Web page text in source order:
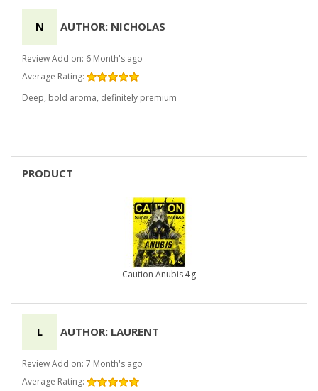
N AUTHOR: NICHOLAS
Review Add on: 6 Month's ago
Average Rating:
Deep, bold aroma, definitely premium
PRODUCT
Caution Anubis 4 g
L AUTHOR: LAURENT
Review Add on: 7 Month's ago
Average Rating: